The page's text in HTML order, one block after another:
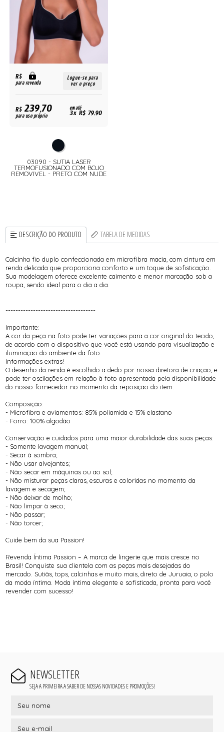
R$
para revenda
Logue-se para
ver o preço
R$239,70
para uso próprio
em até
3x R$ 79,90
03090 - SUTIA LASER
TERMOFUSIONADO COM BOJO
REMOVIVEL - PRETO COM NUDE
DESCRIÇÃO DO PRODUTO TABELA DE MEDIDAS
Calcinha fio duplo confeccionada em microfibra macia, com cintura em
renda delicada que proporciona conforto e um toque de sofisticação.
Sua modelagem oferece excelente caimento e menor marcação sob a
roupa, sendo ideal para o dia a dia.
------------------------------------
Importante:
A cor da peça na foto pode ter variações para a cor original do tecido,
de acordo com o dispositivo que você está usando para visualização e
iluminação do ambiente da foto.
Informações extras!
O desenho da renda é escolhido a dedo por nossa diretora de criação, e
pode ter oscilações em relação à foto apresentada pela disponibilidade
do nosso fornecedor no momento da reposição do item.
Composição:
- Microfibra e aviamentos: 85% poliamida e 15% elastano
- Forro: 100% algodão
Conservação e cuidados para uma maior durabilidade das suas peças:
- Somente lavagem manual;
- Secar à sombra;
- Não usar alvejantes;
- Não secar em máquinas ou ao sol;
- Não misturar peças claras, escuras e coloridas no momento da
lavagem e secagem;
- Não deixar de molho;
- Não limpar à seco;
- Não passar;
- Não torcer;
Cuide bem da sua Passion!
Revenda Íntima Passion – A marca de lingerie que mais cresce no
Brasil! Conquiste sua clientela com as peças mais desejadas do
mercado. Sutiãs, tops, calcinhas e muito mais, direto de Juruaia, o polo
da moda íntima. Moda íntima elegante e sofisticada, pronta para você
revender com sucesso!
NEWSLETTER
SEJA A PRIMEIRA A SABER DE NOSSAS NOVIDADES E PROMOÇÕES!